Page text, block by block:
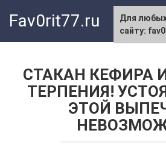
Fav0rit77.ru
СТАКАН КЕФИРА
ТЕРПЕНИЯ!
ЭТОЙ
Для
сайту: